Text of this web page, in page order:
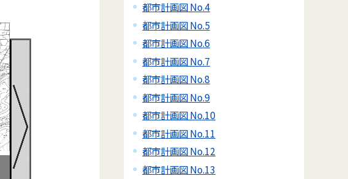
都市計画図 No.4
都市計画図 No.5
都市計画図 No.6
都市計画図 No.7
都市計画図 No.8
都市計画図 No.9
都市計画図 No.10
都市計画図 No.11
都市計画図 No.12
都市計画図 No.13